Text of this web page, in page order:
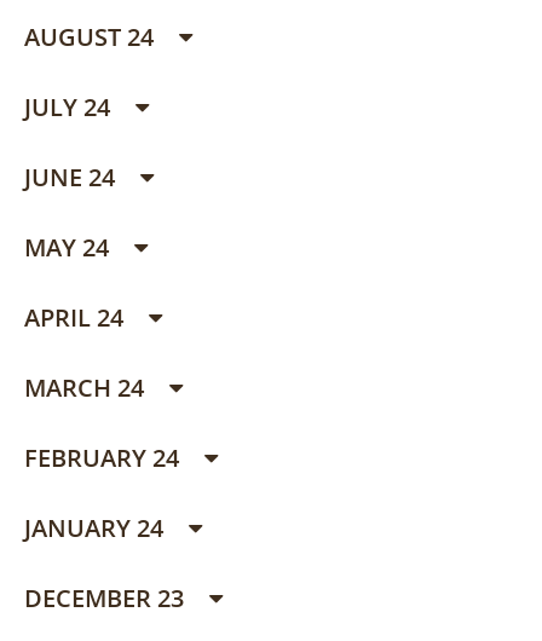
AUGUST 24
JULY 24
JUNE 24
MAY 24
APRIL 24
MARCH 24
FEBRUARY 24
JANUARY 24
DECEMBER 23